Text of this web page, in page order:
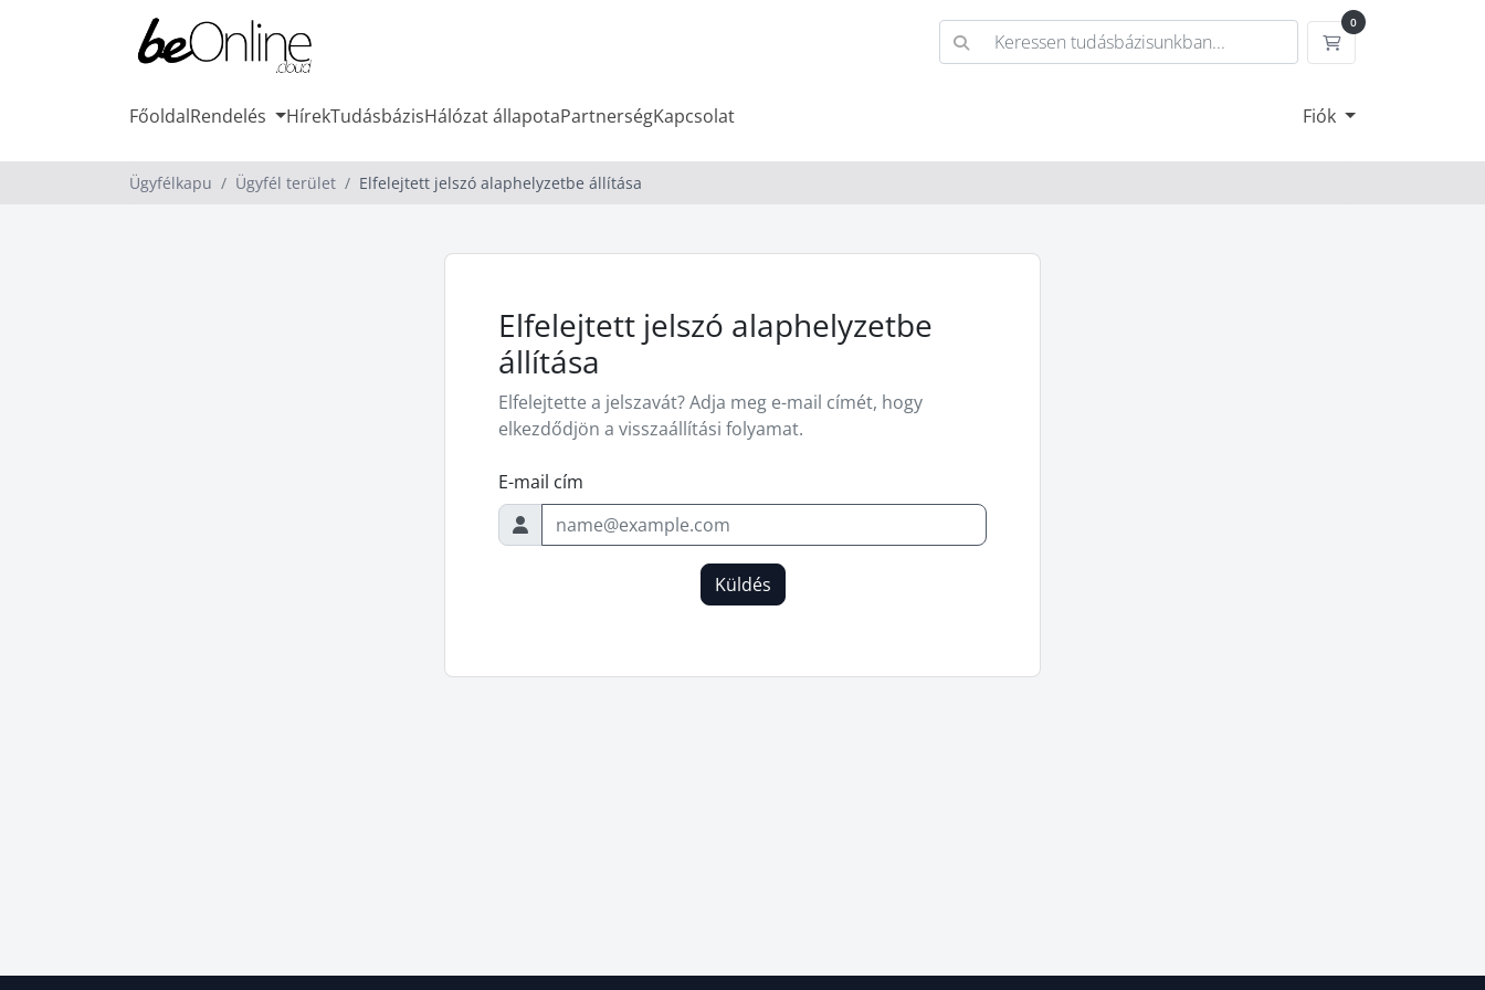
0
Megrendelés
FőoldalRendelés HírekTudásbázisHálózat állapotaPartnerségKapcsolat Fiók
Ügyfélkapu Ügyfél terület Elfelejtett jelszó alaphelyzetbe állítása
Elfelejtett jelszó alaphelyzetbe
állítása
Elfelejtette a jelszavát? Adja meg e-mail címét, hogy
elkezdődjön a visszaállítási folyamat.
E-mail cím
Küldés